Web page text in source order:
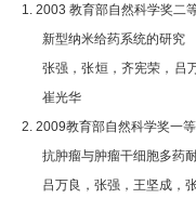
1. 2003 教育部自然科学奖二
新型纳米给药系统的研究
张强，张烜，齐宪荣，吕
崔光华
2. 2009教育部自然科学奖一
抗肿瘤与肿瘤干细胞多药
吕万良，张强，王坚成，